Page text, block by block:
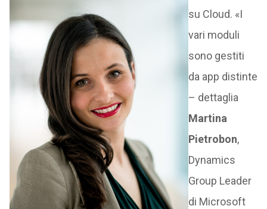
su Cloud. «I
vari moduli
sono gestiti
da app distinte
– dettaglia
Martina
Pietrobon,
Dynamics
Group Leader
di Microsoft